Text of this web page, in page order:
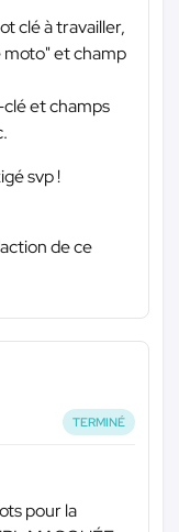
clé à travailler,
moto" et champ
et champs
svp !
de ce
TERMINÉ
pour la